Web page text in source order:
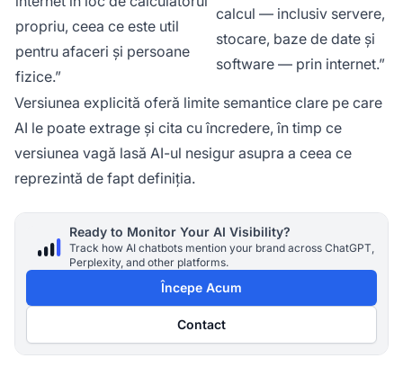
propriu, ceea ce este util
pentru afaceri și persoane
fizice.”
calcul — inclusiv servere,
stocare, baze de date și
software — prin internet.”
Versiunea explicită oferă limite semantice clare pe care
AI le poate extrage și cita cu încredere, în timp ce
versiunea vagă lasă AI-ul nesigur asupra a ceea ce
reprezintă de fapt definiția.
Ready to Monitor Your AI Visibility?
Track how AI chatbots mention your brand across ChatGPT,
Perplexity, and other platforms.
Începe Acum
Contact